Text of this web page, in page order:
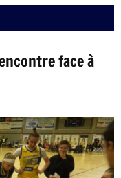
face à